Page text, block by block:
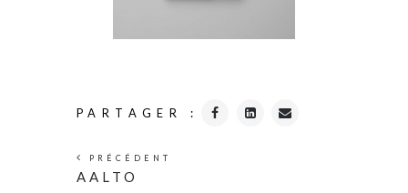
PARTAGER :
PRÉCÉDENT
AALTO